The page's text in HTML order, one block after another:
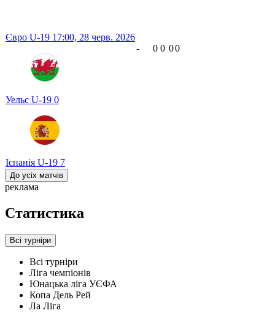
Євро U-19 17:00, 28 черв. 2026
Уельс U-19 0
Іспанія U-19 7
- 0 0 00
До усіх матчів
реклама
Статистика
Всі турніри
Всі турніри
Ліга чемпіонів
Юнацька ліга УЄФА
Копа Дель Рей
Ла Ліга